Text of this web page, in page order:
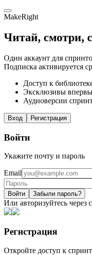
MakeRight
Читай, смотри,
Один аккаунт для
Подписка активируется
Доступ к
Эксклюзивы
Аудиоверсии
Вход Регистрация
Войти
Укажите почту и пароль
Email
Войти Забыли пароль?
Или авторизуйтесь через
Регистрация
Откройте доступ к